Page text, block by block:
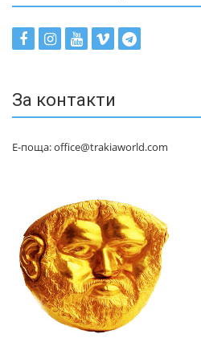
За контакти
Е-поща: office@trakiaworld.com